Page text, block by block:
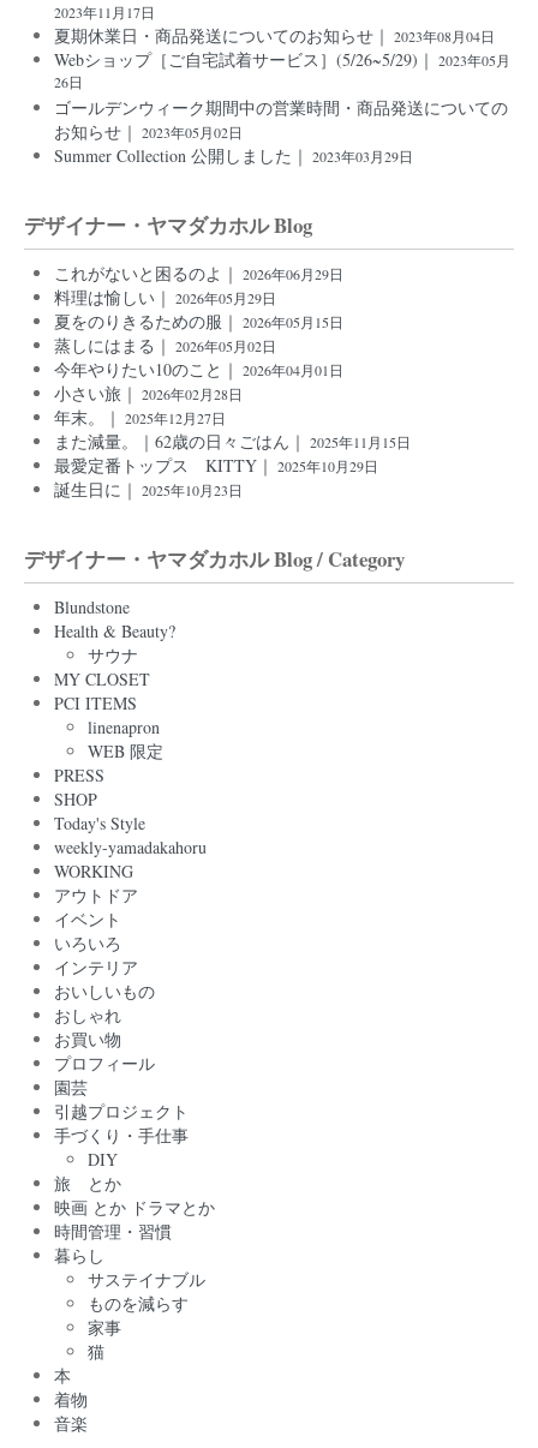
2023年11月17日
夏期休業日・商品発送についてのお知らせ｜ 2023年08月04日
Webショップ［ご自宅試着サービス］(5/26~5/29)｜ 2023年05月
26日
ゴールデンウィーク期間中の営業時間・商品発送についての
お知らせ｜ 2023年05月02日
Summer Collection 公開しました｜ 2023年03月29日
デザイナー・ヤマダカホル Blog
これがないと困るのよ｜ 2026年06月29日
料理は愉しい｜ 2026年05月29日
夏をのりきるための服｜ 2026年05月15日
蒸しにはまる｜ 2026年05月02日
今年やりたい10のこと｜ 2026年04月01日
小さい旅｜ 2026年02月28日
年末。｜ 2025年12月27日
また減量。｜62歳の日々ごはん｜ 2025年11月15日
最愛定番トップス KITTY｜ 2025年10月29日
誕生日に｜ 2025年10月23日
デザイナー・ヤマダカホル Blog / Category
Blundstone
Health & Beauty?
サウナ
MY CLOSET
PCI ITEMS
linenapron
WEB 限定
PRESS
SHOP
Today's Style
weekly-yamadakahoru
WORKING
アウトドア
イベント
いろいろ
インテリア
おいしいもの
おしゃれ
お買い物
プロフィール
園芸
引越プロジェクト
手づくり・手仕事
DIY
旅 とか
映画 とか ドラマとか
時間管理・習慣
暮らし
サステイナブル
ものを減らす
家事
猫
本
着物
音楽